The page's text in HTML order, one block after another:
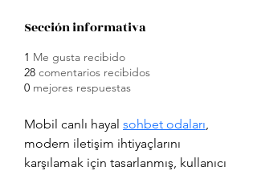
Sección informativa
1 Me gusta recibido
28 comentarios recibidos
0 mejores respuestas
Mobil canlı hayal sohbet odaları,
modern iletişim ihtiyaçlarını
karşılamak için tasarlanmış, kullanıcı